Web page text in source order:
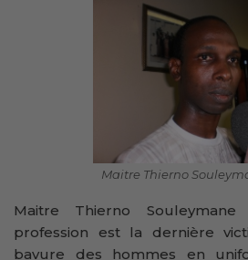
Maitre Thierno
Maitre Thierno
profession est la dernière
bavure des hommes en